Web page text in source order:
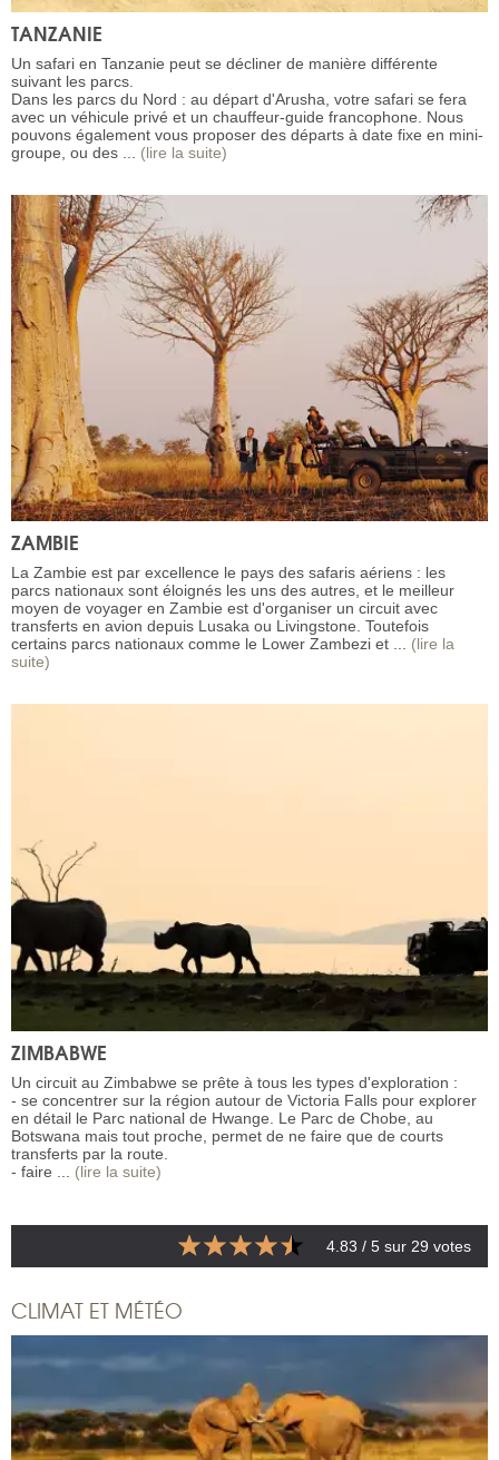
TANZANIE
Un safari en Tanzanie peut se décliner de manière différente
suivant les parcs.
Dans les parcs du Nord : au départ d'Arusha, votre safari se fera
avec un véhicule privé et un chauffeur-guide francophone. Nous
pouvons également vous proposer des départs à date fixe en mini-
groupe, ou des ... (lire la suite)
ZAMBIE
La Zambie est par excellence le pays des safaris aériens : les
parcs nationaux sont éloignés les uns des autres, et le meilleur
moyen de voyager en Zambie est d'organiser un circuit avec
transferts en avion depuis Lusaka ou Livingstone. Toutefois
certains parcs nationaux comme le Lower Zambezi et ... (lire la
suite)
ZIMBABWE
Un circuit au Zimbabwe se prête à tous les types d'exploration :
- se concentrer sur la région autour de Victoria Falls pour explorer
en détail le Parc national de Hwange. Le Parc de Chobe, au
Botswana mais tout proche, permet de ne faire que de courts
transferts par la route.
- faire ... (lire la suite)
4.83 / 5 sur 29 votes
CLIMAT ET MÉTÉO